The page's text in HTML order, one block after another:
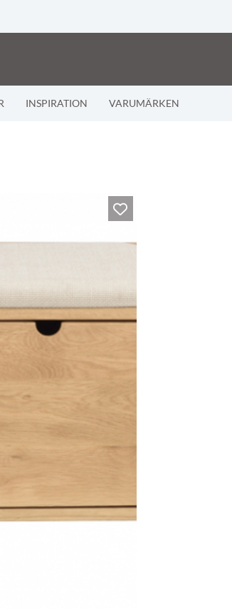
INSPIRATION VARUMÄRKEN